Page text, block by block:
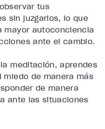
tus
sin juzgarlos, lo que
mayor autoconciencia
ante el cambio.
meditación, aprendes
de manera más
de manera
ante las situaciones